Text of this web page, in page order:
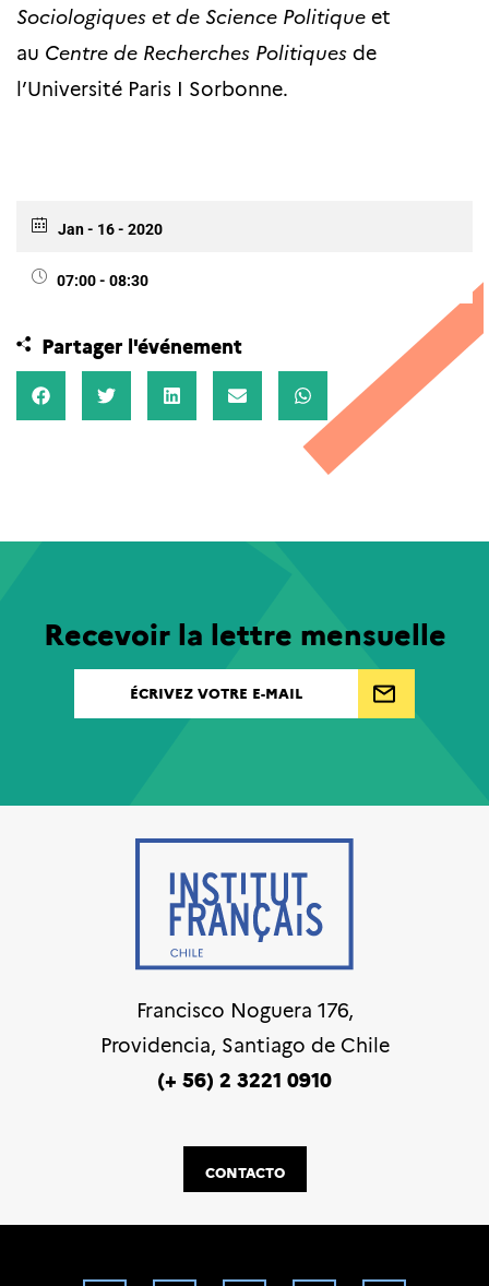
Sociologiqueset de Science Politique et
au Centre de Recherches Politiques de
l’Université Paris I Sorbonne.
Jan - 16 - 2020
07:00 - 08:30
Partager l'événement
Recevoir la lettre mensuelle
Francisco Noguera 176,
Providencia, Santiago de Chile
(+ 56) 2 3221 0910
CONTACTO